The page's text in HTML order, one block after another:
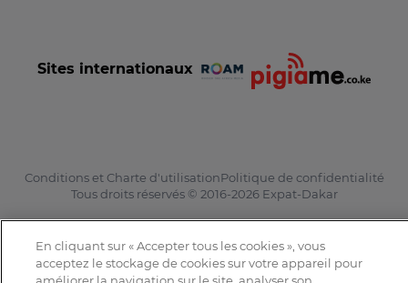
Sites internationaux
Conditions et Charte d'utilisationPolitique de confidentialité
Tous droits réservés © 2016-2026 Expat-Dakar
En cliquant sur « Accepter tous les cookies », vous
acceptez le stockage de cookies sur votre appareil pour